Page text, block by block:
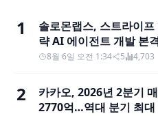
1
솔로몬랩스, 스트라이
략 AI 에이전트 개발 본
8월 6일 오전 1:34 5 4,703
2
카카오, 2026년 2분기
2770억…역대 분기 최대